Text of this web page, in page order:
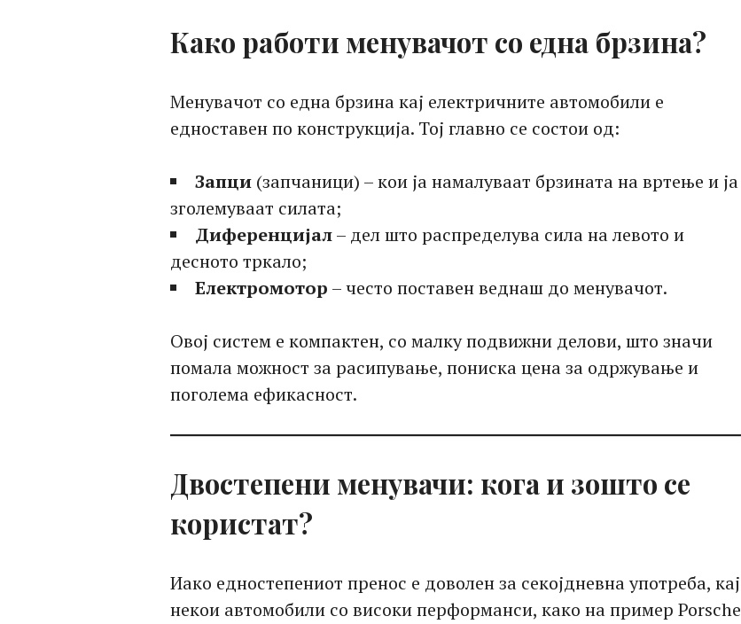
Како работи менувачот со една брзина?
Менувачот со една брзина кај електричните автомобили е
едноставен по конструкција. Тој главно се состои од:
Запци (запчаници) – кои ја намалуваат брзината на вртење и ја
зголемуваат силата;
Диференцијал– дел што распределува сила на левото и
десното тркало;
Електромотор – често поставен веднаш до менувачот.
Овој систем е компактен, со малку подвижни делови, што значи
помала можност за расипување, пониска цена за одржување и
поголема ефикасност.
Двостепени менувачи: кога и зошто се
користат?
Иако едностепениот пренос е доволен за секојдневна употреба, кај
некои автомобили со високи перформанси, како на пример Porsche